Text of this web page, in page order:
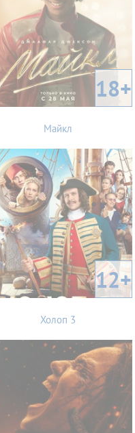
18+
Майкл
12+
Холоп 3